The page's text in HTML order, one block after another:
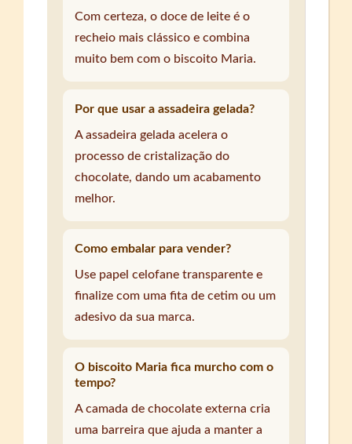
Com certeza, o doce de leite é o
recheio mais clássico e combina
muito bem com o biscoito Maria.
Por que usar a assadeira gelada?
A assadeira gelada acelera o
processo de cristalização do
chocolate, dando um acabamento
melhor.
Como embalar para vender?
Use papel celofane transparente e
finalize com uma fita de cetim ou um
adesivo da sua marca.
O biscoito Maria fica murcho com o
tempo?
A camada de chocolate externa cria
uma barreira que ajuda a manter a